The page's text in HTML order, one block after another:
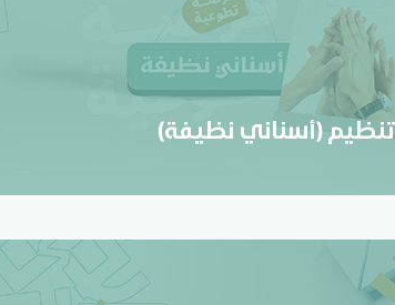
تنظيم (أسناني نظيفة)
تسجيل